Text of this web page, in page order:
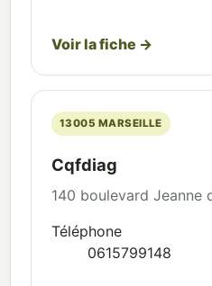
Voir la fiche →
13005 MARSEILLE
Cqfdiag
140 boulevard Jeanne
Téléphone
0615799148